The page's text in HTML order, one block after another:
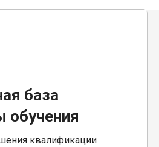
база
обучения
квалификации